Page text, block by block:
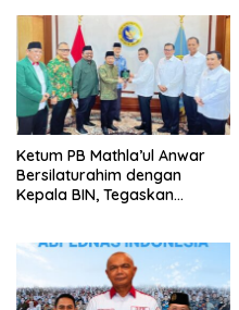
Ketum PB Mathla’ul Anwar
Bersilaturahim dengan
Kepala BIN, Tegaskan